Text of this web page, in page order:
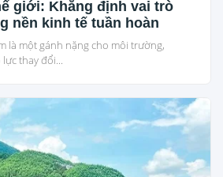
giới: Khẳng định vai trò
nền kinh tế tuần hoàn
là một gánh nặng cho môi trường,
thay đổi...